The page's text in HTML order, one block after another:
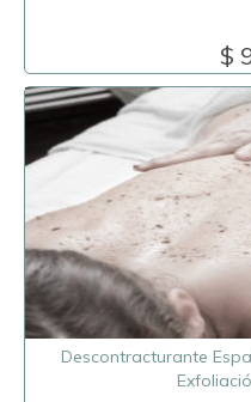
$
Descontracturante